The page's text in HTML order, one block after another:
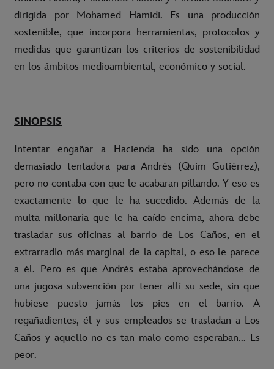
dirigida por Mohamed Hamidi. Es una producción
sostenible, que incorpora herramientas, protocolos y
medidas que garantizan los criterios de sostenibilidad
en los ámbitos medioambiental, económico y social.
SINOPSIS
Intentar engañar a Hacienda ha sido una opción
demasiado tentadora para Andrés (Quim Gutiérrez),
pero no contaba con que le acabaran pillando. Y eso es
exactamente lo que le ha sucedido. Además de la
multa millonaria que le ha caído encima, ahora debe
trasladar sus oficinas al barrio de Los Caños, en el
extrarradio más marginal de la capital, o eso le parece
a él. Pero es que Andrés estaba aprovechándose de
una jugosa subvención por tener allí su sede, sin que
hubiese puesto jamás los pies en el barrio. A
regañadientes, él y sus empleados se trasladan a Los
Caños y aquello no es tan malo como esperaban... Es
peor.